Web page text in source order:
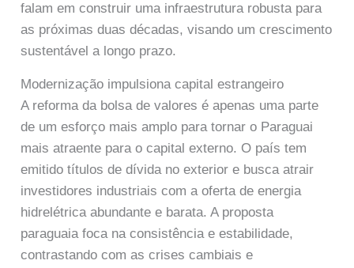
falam em construir uma infraestrutura robusta para
as próximas duas décadas, visando um crescimento
sustentável a longo prazo.
Modernização impulsiona capital estrangeiro
A reforma da bolsa de valores é apenas uma parte
de um esforço mais amplo para tornar o Paraguai
mais atraente para o capital externo. O país tem
emitido títulos de dívida no exterior e busca atrair
investidores industriais com a oferta de energia
hidrelétrica abundante e barata. A proposta
paraguaia foca na consistência e estabilidade,
contrastando com as crises cambiais e